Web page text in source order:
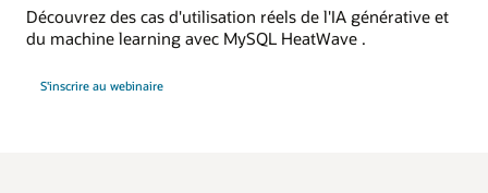
Découvrez des cas d'utilisation réels de l'IA générative et
du machine learning avec MySQL HeatWave .
S'inscrire au webinaire
votre